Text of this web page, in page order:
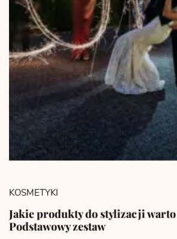
KOSMETYKI
Jakie produkty do stylizacji
Podstawowy zestaw